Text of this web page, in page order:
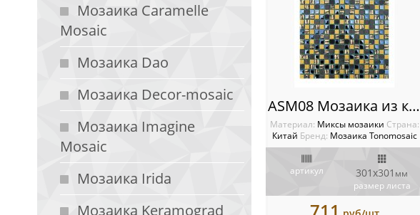
Мозаика Caramelle
Mosaic
Мозаика Dao
Мозаика Decor-mosaic
Мозаика Imagine
Mosaic
Мозаика Irida
Мозаика Keramograd
ASM08 Мозаика из камня и стекла
Материал: Миксы мозаики Cтрана:
Китай Бренд: Мозаика Tonomosaic
артикул 301х301 мм
размер листа